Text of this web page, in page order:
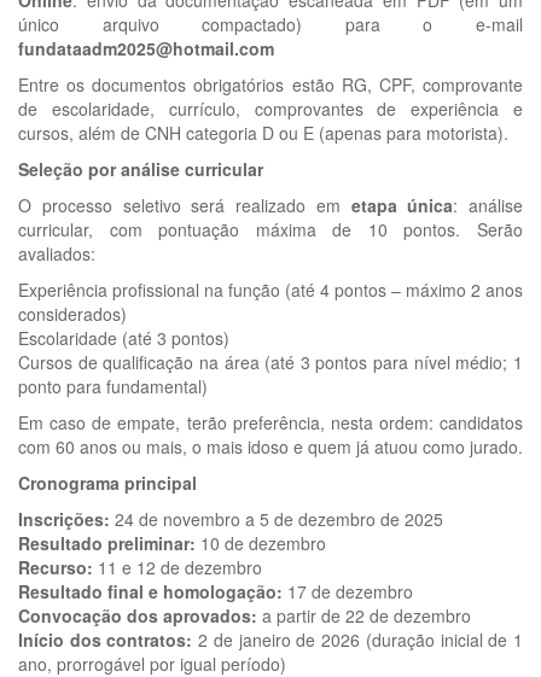
único arquivo compactado) para o e-mail
fundataadm2025@hotmail.com
Entre os documentos obrigatórios estão RG, CPF, comprovante
de escolaridade, currículo, comprovantes de experiência e
cursos, além de CNH categoria D ou E (apenas para motorista).
Seleção por análise curricular
O processo seletivo será realizado em etapa única: análise
curricular, com pontuação máxima de 10 pontos. Serão
avaliados:
Experiência profissional na função (até 4 pontos – máximo 2 anos
considerados)
Escolaridade (até 3 pontos)
Cursos de qualificação na área (até 3 pontos para nível médio; 1
ponto para fundamental)
Em caso de empate, terão preferência, nesta ordem: candidatos
com 60 anos ou mais, o mais idoso e quem já atuou como jurado.
Cronograma principal
Inscrições: 24 de novembro a 5 de dezembro de 2025
Resultado preliminar: 10 de dezembro
Recurso: 11 e 12 de dezembro
Resultado final e homologação: 17 de dezembro
Convocação dos aprovados: a partir de 22 de dezembro
Início dos contratos: 2 de janeiro de 2026 (duração inicial de 1
ano, prorrogável por igual período)